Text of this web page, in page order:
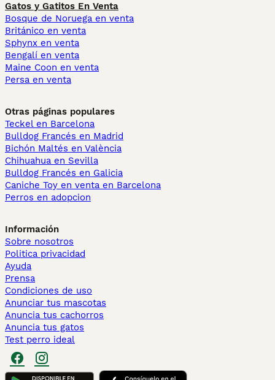
Gatos y Gatitos En Venta
Bosque de Noruega en venta
Británico en venta
Sphynx en venta
Bengalí en venta
Maine Coon en venta
Persa en venta
Otras páginas populares
Teckel en Barcelona
Bulldog Francés en Madrid
Bichón Maltés en València
Chihuahua en Sevilla
Bulldog Francés en Galicia
Caniche Toy en venta en Barcelona
Perros en adopcion
Información
Sobre nosotros
Politica privacidad
Ayuda
Prensa
Condiciones de uso
Anunciar tus mascotas
Anuncia tus cachorros
Anuncia tus gatos
Test perro ideal